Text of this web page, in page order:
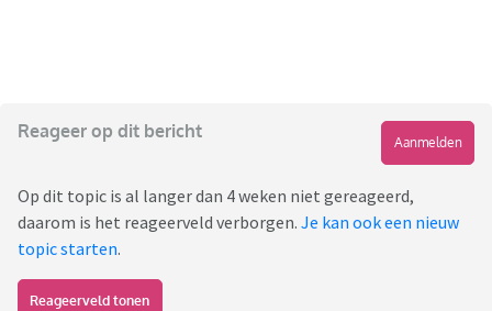
Reageer op dit bericht
Aanmelden
Op dit topic is al langer dan 4 weken niet gereageerd,
daarom is het reageerveld verborgen. Je kan ook een nieuw
topic starten.
Reageerveld tonen